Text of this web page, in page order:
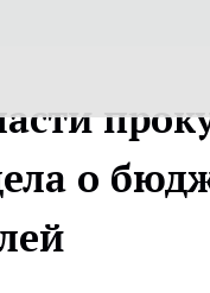
о